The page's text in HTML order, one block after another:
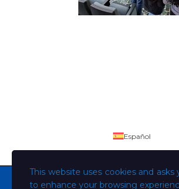
This website uses cookies and asks
to enhance your browsing
Español